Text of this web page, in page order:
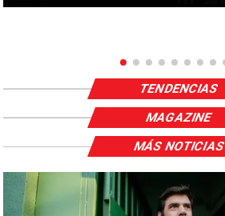
TENDENCIAS
MAGAZINE
MÁS NOTICIAS